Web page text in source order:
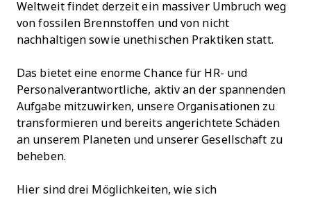
Weltweit findet derzeit ein massiver Umbruch weg
von fossilen Brennstoffen und von nicht
nachhaltigen sowie unethischen Praktiken statt.
Das bietet eine enorme Chance für HR- und
Personalverantwortliche, aktiv an der spannenden
Aufgabe mitzuwirken, unsere Organisationen zu
transformieren und bereits angerichtete Schäden
an unserem Planeten und unserer Gesellschaft zu
beheben.
Hier sind drei Möglichkeiten, wie sich